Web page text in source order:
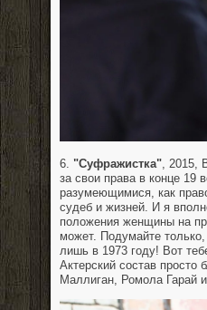
6. "Суфражистка", 2015,
за свои права в конце 19
разумеющимися, как
судеб и жизней. И я
положения женщины на
может. Подумайте
лишь в 1973 году! Вот
Актерский состав
Маллиган, Ромола Гарай